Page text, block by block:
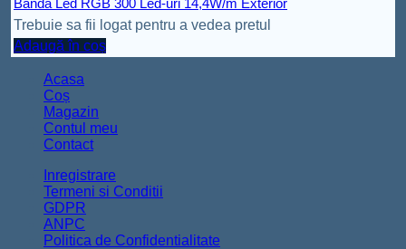
Trebuie sa fii logat pentru a vedea pretul
Adaugă în coș
Acasa
Coș
Magazin
Contul meu
Contact
Inregistrare
Termeni si Conditii
GDPR
ANPC
Politica de Confidentialitate